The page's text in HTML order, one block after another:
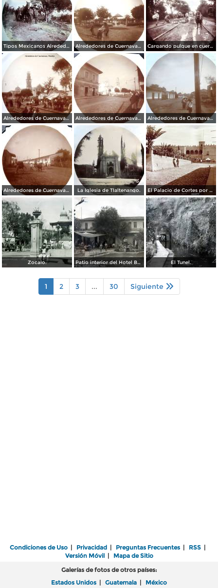
Tipos Mexicanos Alrededores de Cuernavaca Morelos.. Alrededores de Cuernavaca Morelos. Cargando pulque en cueros de puerco Alrededores de Cuernavaca Morelos.
Alrededores de Cuernavaca Morelos. Alrededores de Cuernavaca Morelos. Alrededores de Cuernavaca Morelos.
Alrededores de Cuernavaca Morelos. La Iglesia de Tlaltenango. El Palacio de Cortes por el Fotógrafo Windfield Scott.
Zocalo. Patio interior del Hotel Banos y Lido, El Tunel.
1 2 3 ... 30 Siguiente
Condiciones de Uso | Privacidad | Preguntas Frecuentes | RSS |
Versión Móvil| Mapa de Sitio
Galerías de fotos de otros países:
Estados Unidos | Guatemala | México